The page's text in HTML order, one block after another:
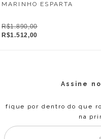
MARINHO ESPARTA
R$1.890,00
R$1.512,00
Assine
fique por dentro do que
na